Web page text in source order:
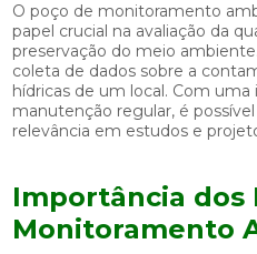
O poço de monitoramento
papel crucial na avaliação da
preservação do meio
coleta de dados sobre a
hídricas de um local. Com uma
manutenção regular, é
relevância em estudos e
Importância dos
Monitoramento